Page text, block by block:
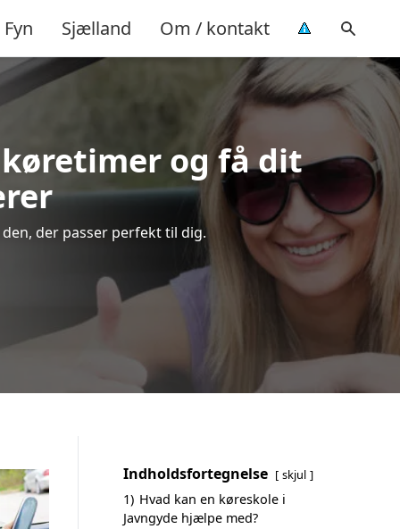
Fyn Sjælland Om / kontakt
køretimer og få dit
der passer perfekt til dig.
Indholdsfortegnelse skjul
1) Hvad kan en køreskole i
Javngyde hjælpe med?